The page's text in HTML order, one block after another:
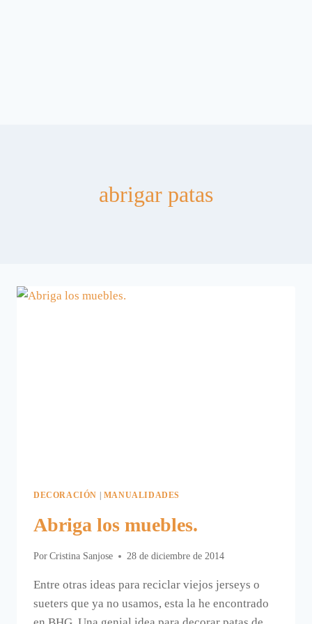
abrigar patas
DECORACIÓN | MANUALIDADES
Abriga los muebles.
Por Cristina Sanjose 28 de diciembre de 2014
Entre otras ideas para reciclar viejos jerseys o
sueters que ya no usamos, esta la he encontrado